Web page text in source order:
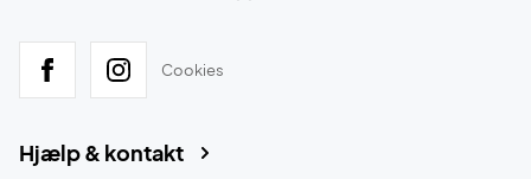
Cookies
Hjælp & kontakt